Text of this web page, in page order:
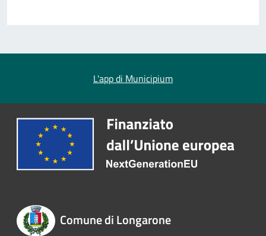
L'app di Municipium
Comune di Longarone